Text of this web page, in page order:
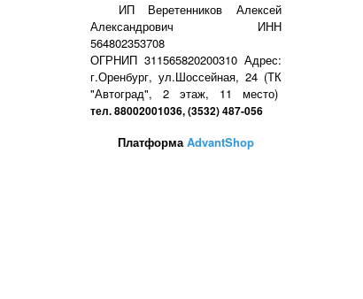
ИП Веретенников Алексей
Александрович ИНН
564802353708
ОГРНИП 311565820200310 Адрес:
г.Оренбург, ул.Шоссейная, 24 (ТК
"Автоград", 2 этаж, 11 место)
тел. 88002001036, (3532) 487-056
ПлатформаAdvantShop